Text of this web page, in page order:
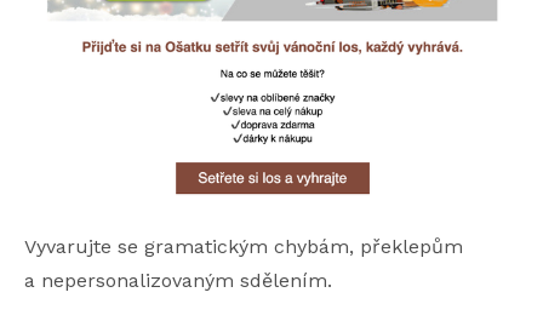
Vyvarujte se gramatickým chybám, překlepům
a nepersonalizovaným sdělením.